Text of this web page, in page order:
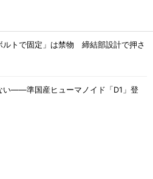
ルトで固定」は禁物 締結部設計で押さ
い――準国産ヒューマノイド「D1」登